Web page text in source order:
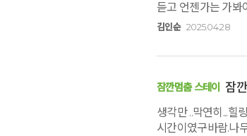
듣고 언젠가는 가봐
그프로그램이 필요
더욱 좋았습니다 숲
같습니다아직 옹달
김인순 2025.04.28
잠깐멈춤 스테이 잠
생각만 ..막연히...
시간이였구바람.나